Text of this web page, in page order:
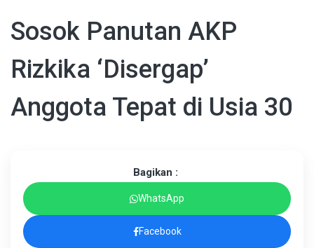
Sosok Panutan AKP
Rizkika ‘Disergap’
Anggota Tepat di Usia 30
Bagikan :
WhatsApp
Facebook